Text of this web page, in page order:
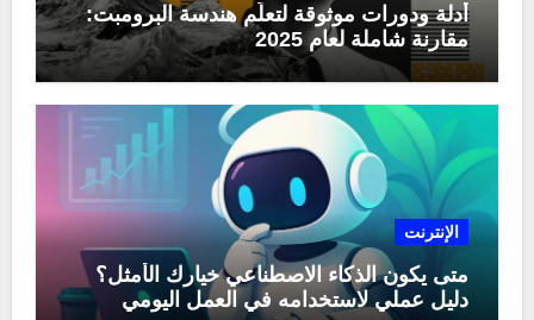
أدلة ودورات موثوقة لتعلّم هندسة البرومبت:
مقارنة شاملة لعام 2025
الإنترنت
متى يكون الذكاء الاصطناعي خيارك الأمثل؟
دليل عملي لاستخدامه في العمل اليومي